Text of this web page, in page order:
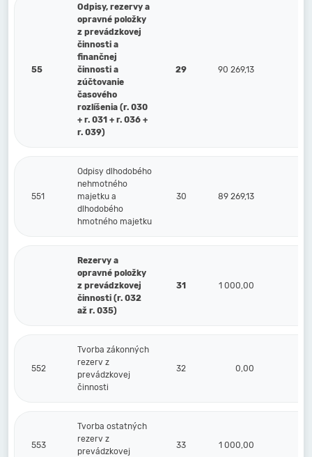
55
Odpisy, rezervy a
opravné položky
z prevádzkovej
činnosti a
finančnej
činnosti a
zúčtovanie
časového
rozlíšenia (r. 030
+ r. 031 + r. 036 +
r. 039)
29 90 269,13
551
Odpisy dlhodobého
nehmotného
majetku a
dlhodobého
hmotného majetku
30 89 269,13
Rezervy a
opravné položky
z prevádzkovej
činnosti (r. 032
až r. 035)
31 1 000,00
552
Tvorba zákonných
rezerv z
prevádzkovej
činnosti
32 0,00
553
Tvorba ostatných
rezerv z
prevádzkovej
33 1 000,00